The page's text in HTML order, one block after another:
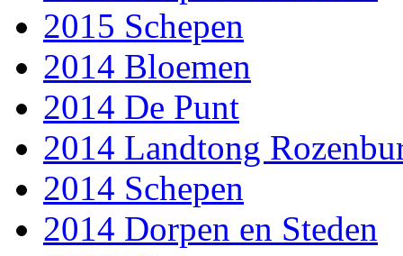
2015 Schepen
2014 Bloemen
2014 De Punt
2014 Landtong
2014 Schepen
2014 Dorpen en Steden